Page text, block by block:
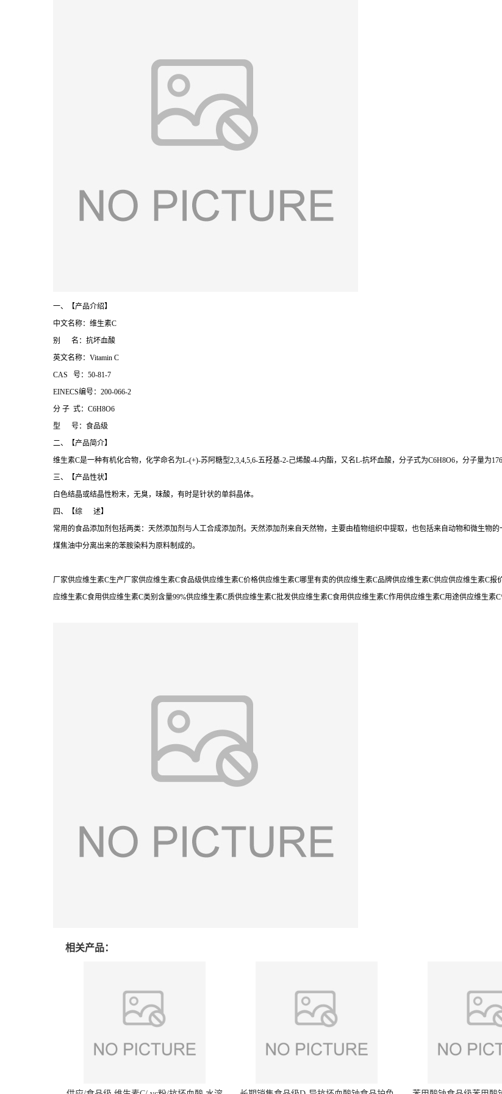
一、【产品介绍】
中文名称：维生素C
别 名：抗坏血酸
英文名称：Vitamin C
CAS 号：50-81-7
EINECS编号：200-066-2
分 子 式：C6H8O6
型 号：食品级
二、【产品简介】
维生素C是一种有机化合物，化学命名为L-(+)-苏阿糖型2,3,4,5,6-五羟基-2-己烯酸-4-内酯，又名L-抗坏血酸，分子式为C6H8O6，分子量为
三、【产品性状】
白色结晶或结晶性粉末，无臭，味酸，有时是针状的单斜晶体。
四、【综 述】
常用的食品添加剂包括两类：天然添加剂与人工合成添加剂。天然添加剂来自天然物，主要由植物组织中提取，也包括来自动物和微生物
煤焦油中分离出来的苯胺染料为原料制成的。
厂家供应维生素C生产厂家供应维生素C食品级供应维生素C价格供应维生素C哪里有卖的供应维生素C品牌供应维生素C供应供应维生素C
应维生素C食用供应维生素C类别含量99%供应维生素C质供应维生素C批发供应维生素C食用供应维生素C作用供应维生素C用途供应维生素
相关产品：